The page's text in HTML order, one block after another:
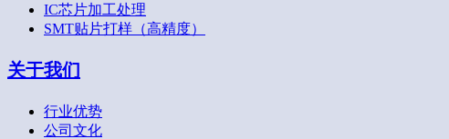
IC芯片加工处理
SMT贴片打样（高精度）
关于我们
行业优势
公司文化